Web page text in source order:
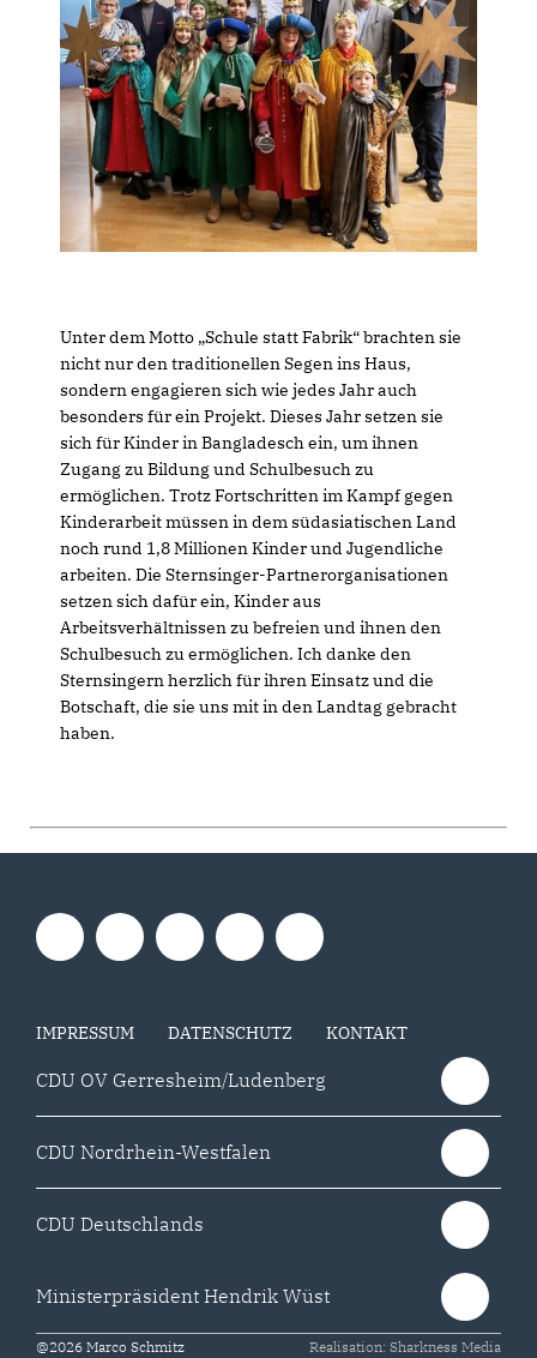
Unter dem Motto „Schule statt Fabrik“ brachten sie
nicht nur den traditionellen Segen ins Haus,
sondern engagieren sich wie jedes Jahr auch
besonders für ein Projekt. Dieses Jahr setzen sie
sich für Kinder in Bangladesch ein, um ihnen
Zugang zu Bildung und Schulbesuch zu
ermöglichen. Trotz Fortschritten im Kampf gegen
Kinderarbeit müssen in dem südasiatischen Land
noch rund 1,8 Millionen Kinder und Jugendliche
arbeiten. Die Sternsinger-Partnerorganisationen
setzen sich dafür ein, Kinder aus
Arbeitsverhältnissen zu befreien und ihnen den
Schulbesuch zu ermöglichen. Ich danke den
Sternsingern herzlich für ihren Einsatz und die
Botschaft, die sie uns mit in den Landtag gebracht
haben.
IMPRESSUM DATENSCHUTZ KONTAKT
CDU OV Gerresheim/Ludenberg
CDU Nordrhein-Westfalen
CDU Deutschlands
Ministerpräsident Hendrik Wüst
@2026 Marco Schmitz Realisation: Sharkness Media